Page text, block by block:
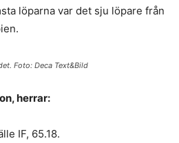
löparna var det sju löpare från
Foto: Deca Text&Bild
herrar:
IF, 65.18.